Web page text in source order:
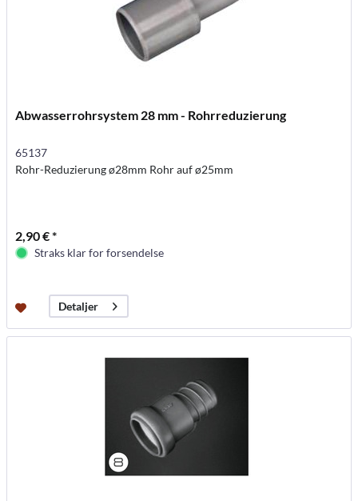
Abwasserrohrsystem 28 mm - Rohrreduzierung
65137
Rohr-Reduzierung ø28mm Rohr auf ø25mm
2,90 € *
Straks klar for forsendelse
Detaljer